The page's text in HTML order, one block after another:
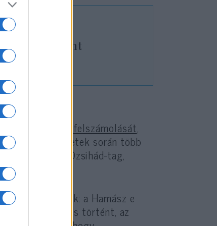
Libanont
alagutak felszámolását,
a műveletek során több
Iszlám Dzsihád-tag,
folyamatok: a Hamász e
némi előrelépés történt, az